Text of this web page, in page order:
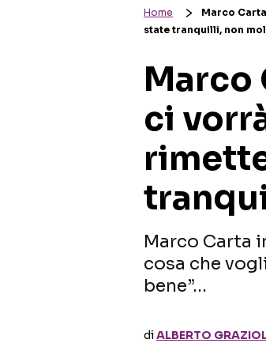
Home
Marco
state tranquilli, non
Marco
ci
Marco Carta
cosa che
bene”…
diALBERTO